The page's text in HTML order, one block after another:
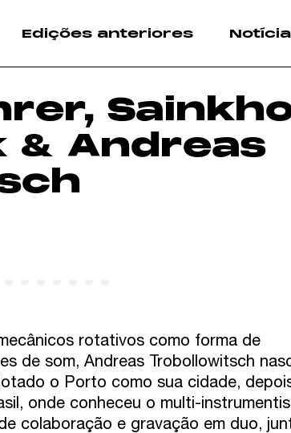
Edições anteriores
& Andreas
rotativos como forma de
de som, Andreas Trobollowitsch
o Porto como sua cidade,
onde conheceu o multi-
colaboração e gravação em duo,